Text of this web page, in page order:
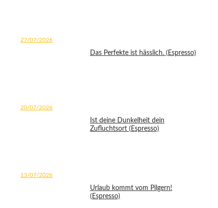
27/07/2026
Das Perfekte ist hässlich. (Espresso)
20/07/2026
Ist deine Dunkelheit dein
Zufluchtsort (Espresso)
13/07/2026
Urlaub kommt vom Pilgern!
(Espresso)